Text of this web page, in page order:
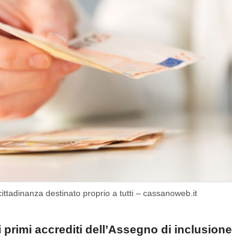
destinato proprio a tutti – cassanoweb.it
primi accrediti dell’Assegno di inclusione